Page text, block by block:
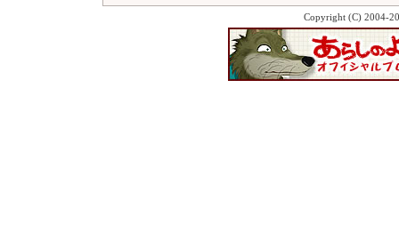
Copyright (C) 2004-